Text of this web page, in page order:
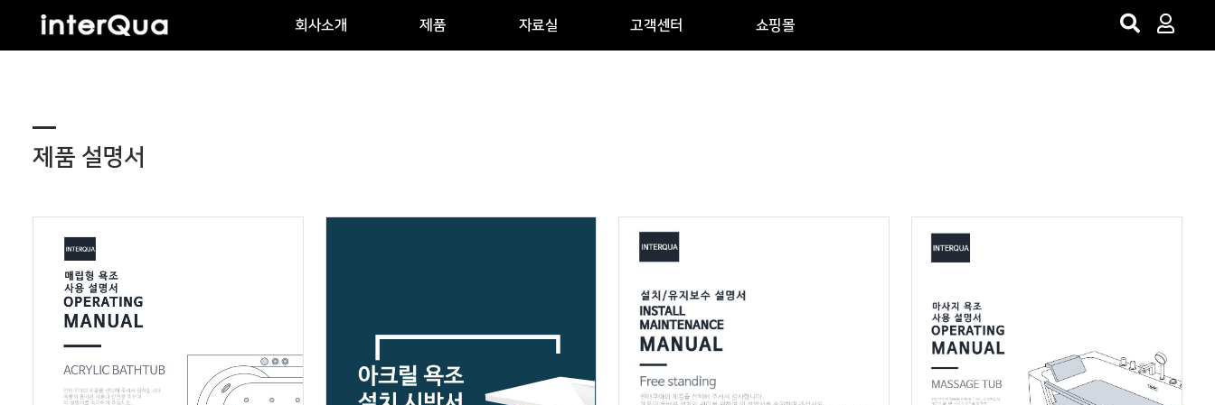
회사소개 제품 자료실 고객센터 쇼핑몰
제품 설명서